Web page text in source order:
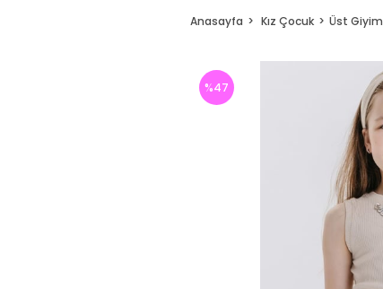
Anasayfa Kız Çocuk Üst Giyim
%47